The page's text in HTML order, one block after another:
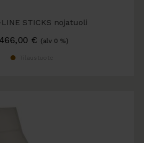
LINE STICKS nojatuoli
€ (alv 0 %)